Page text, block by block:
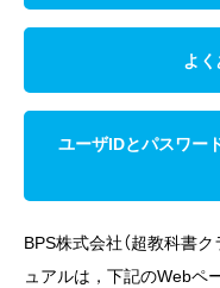
よ
ユーザIDとパスワー
BPS株式会社（超教科書
ュアルは，下記のWebペ